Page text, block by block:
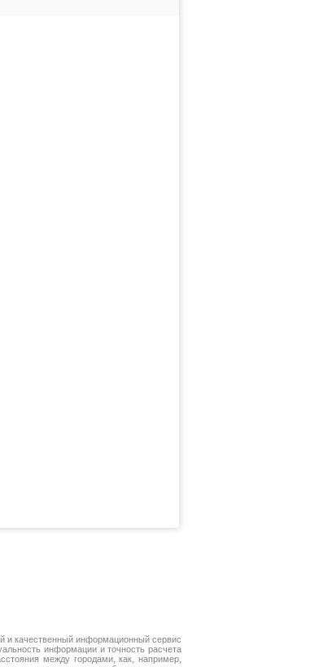
качественный информационный сервис
информации и точность расчета
между городами, как, например,